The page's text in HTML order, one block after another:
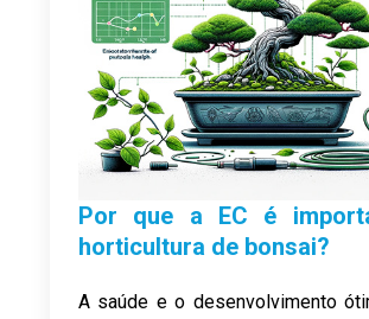
Por que a EC é
horticultura de bonsai?
A saúde e o desenvolvimento